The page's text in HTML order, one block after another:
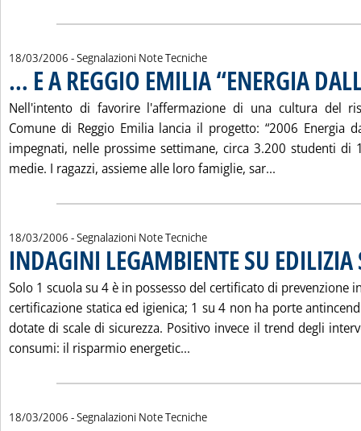
18/03/2006 - Segnalazioni Note Tecniche
… E A REGGIO EMILIA “ENERGIA
Nell'intento di favorire l'affermazione di una cultura del
Comune di Reggio Emilia lancia il progetto: “2006 Energia
impegnati, nelle prossime settimane, circa 3.200 studenti di
medie. I ragazzi, assieme alle loro famiglie, sar...
18/03/2006 - Segnalazioni Note Tecniche
INDAGINI LEGAMBIENTE SU EDILIZIA
Solo 1 scuola su 4 è in possesso del certificato di prevenzione
certificazione statica ed igienica; 1 su 4 non ha porte
dotate di scale di sicurezza. Positivo invece il trend degli
consumi: il risparmio energetic...
18/03/2006 - Segnalazioni Note Tecniche